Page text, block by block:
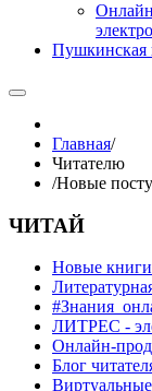
Пушкинская
Главная/
Читателю
/Новые
ЧИТАЙ
Новые книги
ЛИТРЕС -
Онлайн-
Блог